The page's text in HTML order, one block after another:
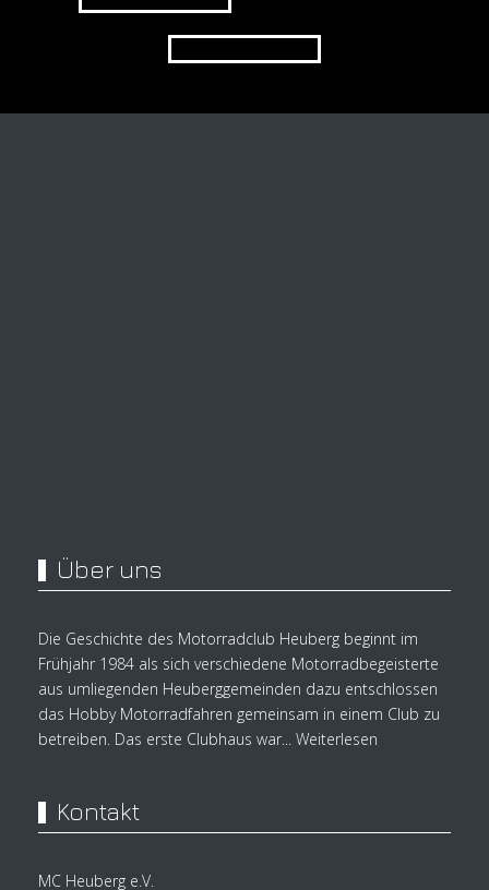
Über uns
Die Geschichte des Motorradclub Heuberg beginnt im
Frühjahr 1984 als sich verschiedene Motorradbegeisterte
aus umliegenden Heuberggemeinden dazu entschlossen
das Hobby Motorradfahren gemeinsam in einem Club zu
betreiben. Das erste Clubhaus war...Weiterlesen
Kontakt
MC Heuberg e.V.